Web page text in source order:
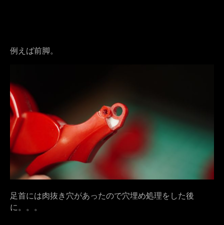
例えば前脚。
足首には肉抜き穴があったので穴埋め処理をした後
に。。。